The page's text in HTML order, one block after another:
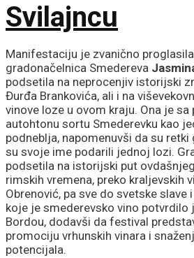
Svilajncu
Manifestaciju je zvanično
gradonačelnica Smedereva
podsetila na neprocenjiv istorijski
Đurđa Brankovića, ali i na
vinove loze u ovom kraju. Ona je
autohtonu sortu Smederevku kao
podneblja, napomenuvši da su
su svoje ime podarili jednoj lozi.
podsetila na istorijski put
rimskih vremena, preko kraljevskih
Obrenović, pa sve do svetske slave
koje je smederevsko vino potvrdilo
Bordou, dodavši da festival
promociju vrhunskih vinara i
potencijala.